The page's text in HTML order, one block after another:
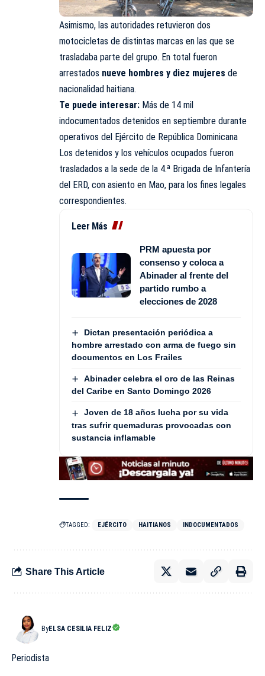
Asimismo, las autoridades retuvieron dos
motocicletas de distintas marcas en las que se
trasladaba parte del grupo. En total fueron
arrestados nueve hombres y diez mujeres de
nacionalidad haitiana.
Te puede interesar: Más de 14 mil
indocumentados detenidos en septiembre durante
operativos del Ejército de República Dominicana
Los detenidos y los vehículos ocupados fueron
trasladados a la sede de la 4.ª Brigada de Infantería
del ERD, con asiento en Mao, para los fines legales
correspondientes.
Leer Más
PRM apuesta por
consenso y coloca a
Abinader al frente del
partido rumbo a
elecciones de 2028
Dictan presentación periódica a
hombre arrestado con arma de fuego sin
documentos en Los Frailes
Abinader celebra el oro de las Reinas
del Caribe en Santo Domingo 2026
Joven de 18 años lucha por su vida
tras sufrir quemaduras provocadas con
sustancia inflamable
TAGGED: EJÉRCITO HAITIANOS INDOCUMENTADOS
Share This Article
ByELSA CESILIA FELIZ
Periodista